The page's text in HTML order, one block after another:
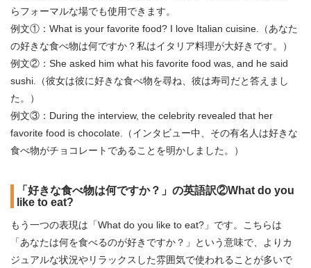
らフォーマルな場でも使用できます。
例文①：What is your favorite food? I love Italian cuisine.（あなた
の好きな食べ物は何ですか？私はイタリア料理が大好きです。）
例文②：She asked him what his favorite food was, and he said
sushi.（彼女は彼に好きな食べ物を尋ね、彼は寿司だと答えまし
た。）
例文③：During the interview, the celebrity revealed that her
favorite food is chocolate.（インタビュー中、その有名人は好きな
食べ物がチョコレートであることを明かしました。）
「好きな食べ物は何ですか？」の英語訳②What do you
like to eat?
もう一つの表現は「What do you like to eat?」です。こちらは
「あなたは何を食べるのが好きですか？」という意味で、よりカ
ジュアルな状況やリラックスした雰囲気で使われることが多いで